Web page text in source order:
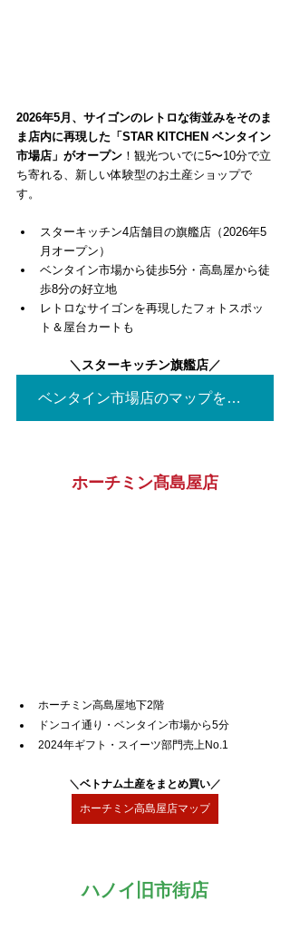
2026年5月、サイゴンのレトロな街並みをそのま
ま店内に再現した「STAR KITCHEN ベンタイン
市場店」がオープン ！観光ついでに5〜10分で立
ち寄れる、新しい体験型のお土産ショップで
す。
スターキッチン4店舗目の旗艦店（2026年5
月オープン）
ベンタイン市場から徒歩5分・高島屋から徒
歩8分の好立地
レトロなサイゴンを再現したフォトスポッ
ト＆屋台カートも
＼ スターキッチン旗艦店／
ベンタイン市場店のマップを見る▶
ホーチミン髙島屋店
ホーチミン高島屋地下2階
ドンコイ通り・ベンタイン市場から5分
2024年ギフト・スイーツ部門売上No.1
＼ベトナム土産をまとめ買い／
ホーチミン高島屋店マップ
ハノイ旧市街店